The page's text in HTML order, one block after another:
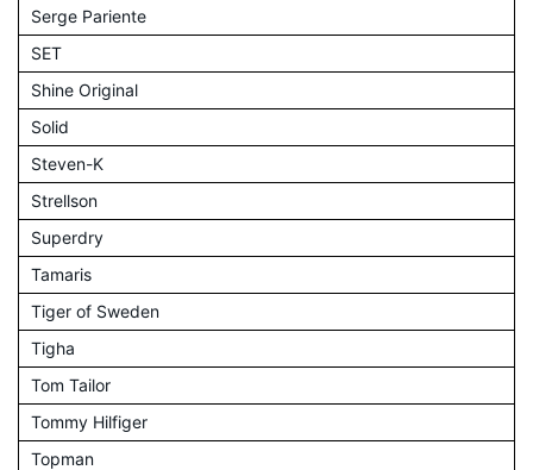
Serge Pariente
SET
Shine Original
Solid
Steven-K
Strellson
Superdry
Tamaris
Tiger of Sweden
Tigha
Tom Tailor
Tommy Hilfiger
Topman